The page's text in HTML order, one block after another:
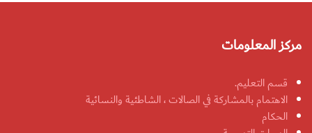
مركز المعلومات
قسم التعليم.
الاهتمام بالمشاركة في الصالات ، الشاطئية والنسائية
الحكام